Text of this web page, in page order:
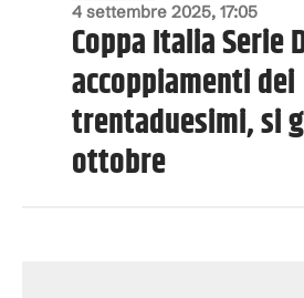
4 settembre 2025, 17:05
Coppa Italia Serie
accoppiamenti dei
trentaduesimi, si
ottobre